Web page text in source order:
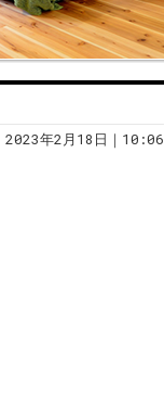
2023年2月18日｜10:06